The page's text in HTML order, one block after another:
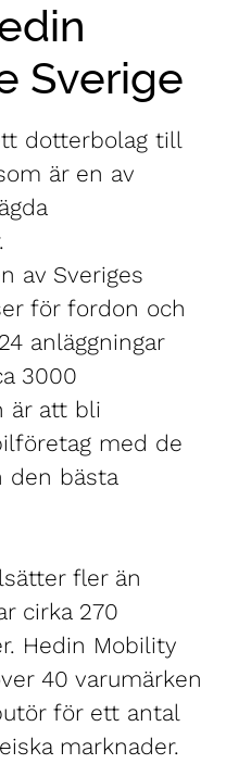
Sverige
dotterbolag till
är en av
av Sveriges
för fordon och
anläggningar
3000
är att bli
med de
den bästa
fler än
cirka 270
Hedin Mobility
40 varumärken
för ett antal
marknader.